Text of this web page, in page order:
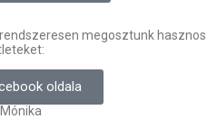
megosztunk hasznos
oldala